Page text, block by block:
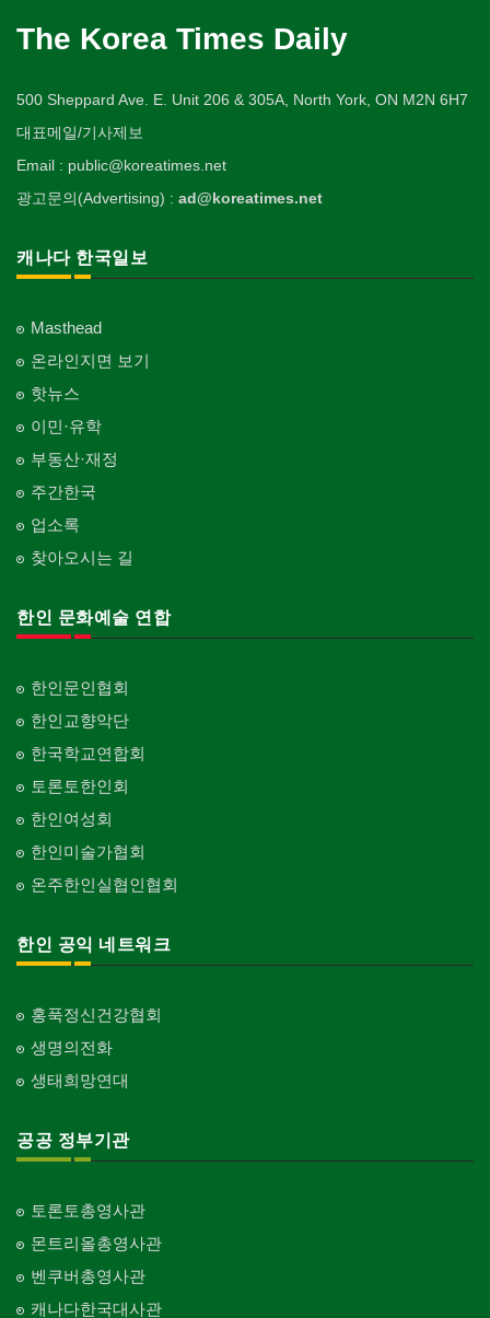
The Korea Times Daily
500 Sheppard Ave. E. Unit 206 & 305A, North York, ON M2N 6H7
대표메일/기사제보
Email : public@koreatimes.net
광고문의(Advertising) : ad@koreatimes.net
캐나다 한국일보
Masthead
온라인지면 보기
핫뉴스
이민·유학
부동산·재정
주간한국
업소록
찾아오시는 길
한인 문화예술 연합
한인문인협회
한인교향악단
한국학교연합회
토론토한인회
한인여성회
한인미술가협회
온주한인실협인협회
한인 공익 네트워크
홍푹정신건강협회
생명의전화
생태희망연대
공공 정부기관
토론토총영사관
몬트리올총영사관
벤쿠버총영사관
캐나다한국대사관